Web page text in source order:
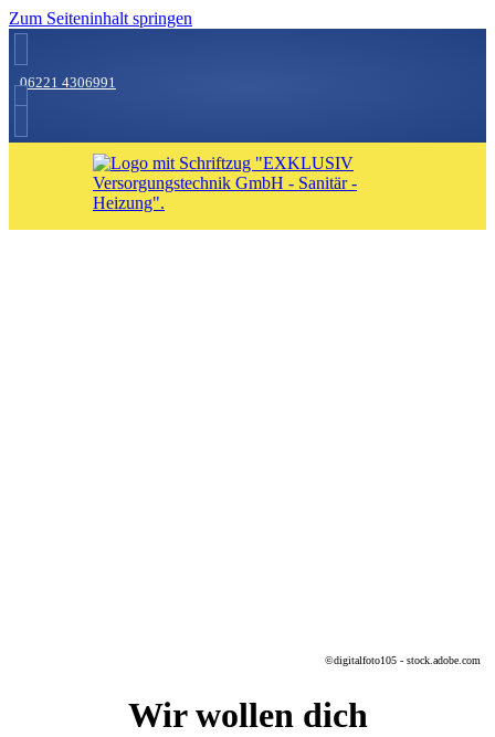
Zum Seiteninhalt springen
06221 4306991
©digitalfoto105 - stock.adobe.com
Wir wollen dich